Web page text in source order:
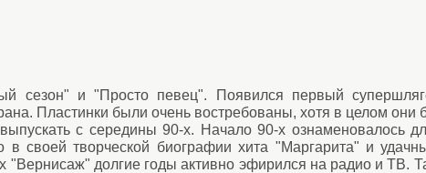
сезон" и "Просто певец". Появился первый
Пластинки были очень востребованы, хотя в целом они
с середины 90-х. Начало 90-х ознаменовалось
в своей творческой биографии хита "Маргарита" и
"Вернисаж" долгие годы активно эфирился на радио и ТВ.